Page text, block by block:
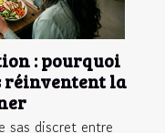
: pourquoi
réinventent la
sas discret entre